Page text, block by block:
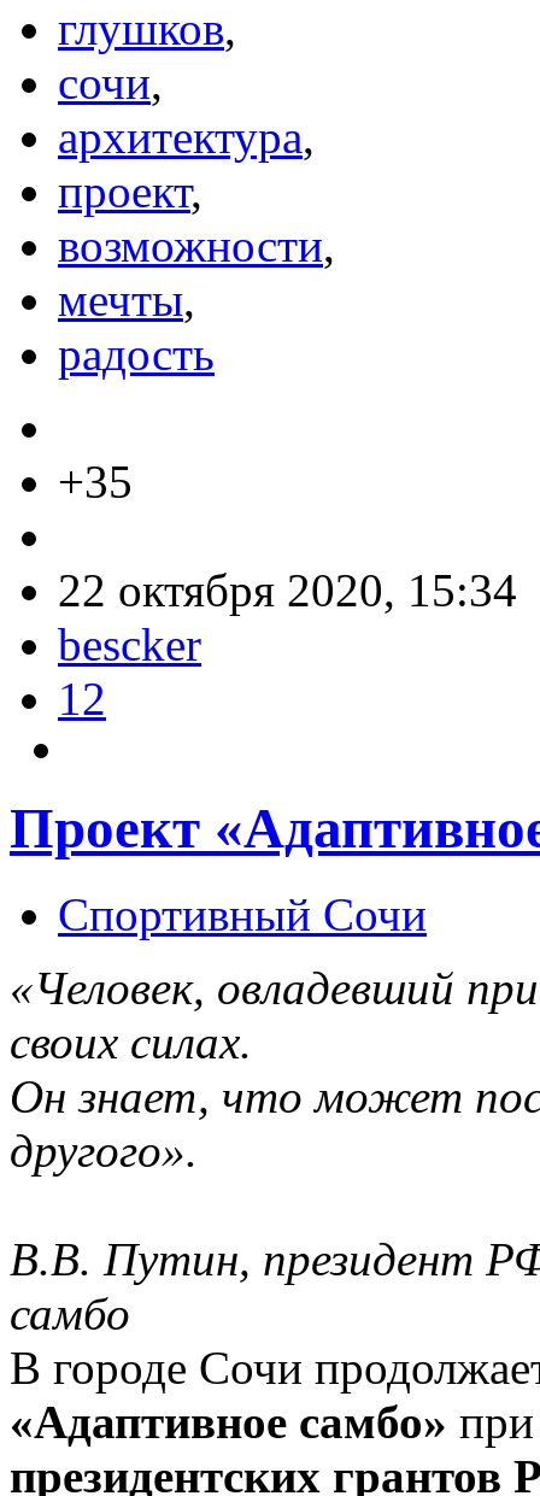
глушков,
сочи,
архитектура,
проект,
возможности,
мечты,
радость
+35
22 октября 2020, 15:34
bescker
12
Проект
Спортивный Сочи
«Человек, овладевший
своих силах.
Он знает, что может
другого».
В.В. Путин, президент
самбо
В городе Сочи
«Адаптивное самбо»
президентских грантов